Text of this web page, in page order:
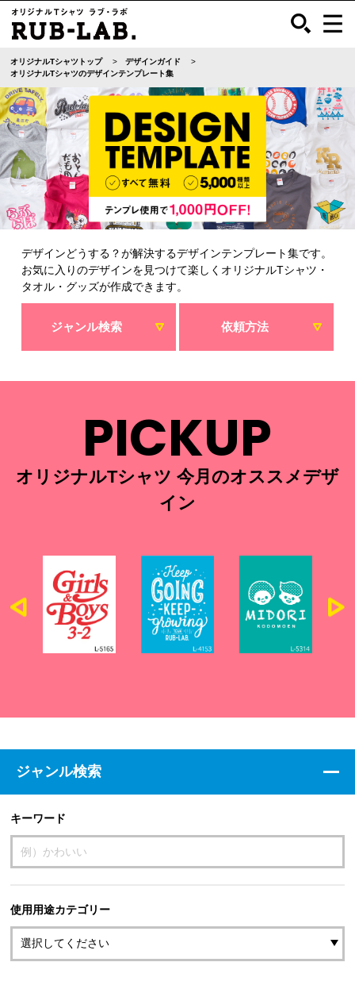
オリジナルTシャツトップ
デザインガイド
オリジナルTシャツのデザインテンプレート集
デザインどうする？が解決するデザインテンプレート集です。
お気に入りのデザインを見つけて楽しくオリジナルTシャツ・
タオル・グッズが作成できます。
ジャンル検索 依頼方法
PICKUP
オリジナルTシャツ 今月のオススメデザ
イン
ジャンル検索
キーワード
使用用途カテゴリー